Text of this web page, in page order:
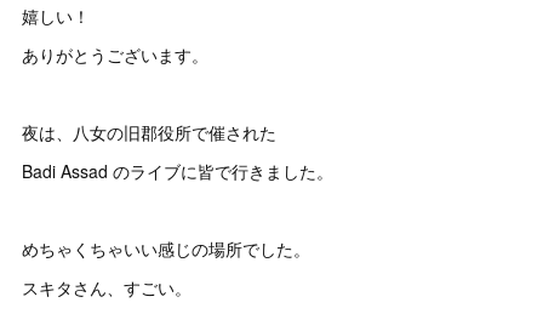
嬉しい！
ありがとうございます。
夜は、八女の旧郡役所で催された
Badi Assad のライブに皆で行きました。
めちゃくちゃいい感じの場所でした。
スキタさん、すごい。